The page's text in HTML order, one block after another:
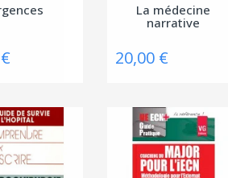
La médecine
narrative
20,00 €